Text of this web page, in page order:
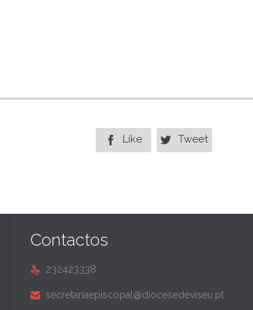
 Like  Tweet
Contactos
 232423338
 secretariaepiscopal@diocesedeviseu.pt